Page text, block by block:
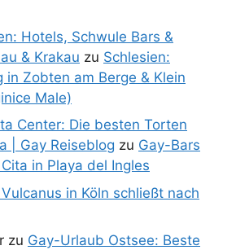
Hotels, Schwule Bars &
& Krakau zu Schlesien:
in Zobten am Berge & Klein
Male)
Center: Die besten Torten
| Gay Reiseblog zu Gay-Bars
in Playa del Ingles
in Köln schließt nach
zu Gay-Urlaub Ostsee: Beste